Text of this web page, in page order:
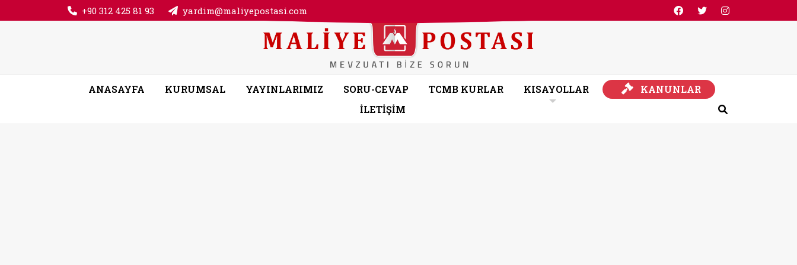
+90 312 425 81 93 yardim@maliyepostasi.com
ANASAYFA KURUMSAL YAYINLARIMIZ SORU-CEVAP TCMB KURLAR KISAYOLLAR KANUNLAR
KANUNLAR
İLETİŞİM